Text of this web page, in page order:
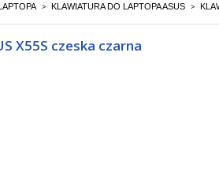
> KLAWIATURA DO LAPTOPA ASUS >
X55S czeska czarna